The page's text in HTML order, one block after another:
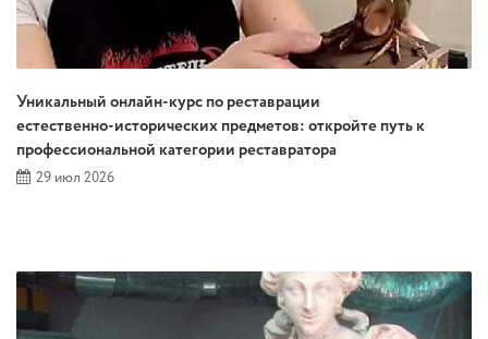
Уникальный онлайн‑курс по реставрации
естественно‑исторических предметов: откройте путь к
профессиональной категории реставратора
29 июл 2026